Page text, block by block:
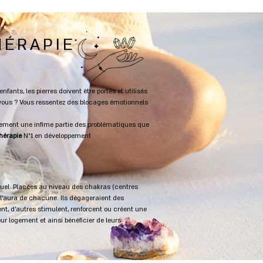
les pierres doivent être portés et utilisés
? Vous ressentez des blocages émotionnels
une infime partie des problématiques que
N°1 en développement
Placées au niveau des chakras (centres
de chacune. Ils dégageraient des
d’autres stimulent, renforcent ou créent une
logement et ainsi bénéficier de leurs